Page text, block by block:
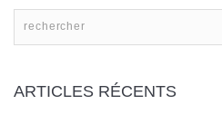
ARTICLES RÉCENTS